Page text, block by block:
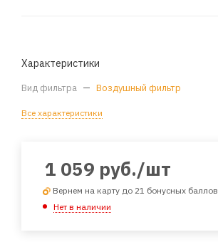
Характеристики
Вид фильтра — Воздушный фильтр
Все характеристики
1 059 руб./шт
Вернем на карту до 21 бонусных баллов
Нет в наличии